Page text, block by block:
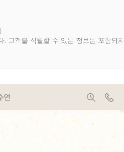
.
고객을 식별할 수 있는 정보는 포함되지